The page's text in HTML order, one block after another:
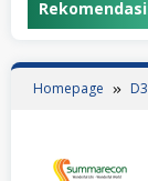
Pratama
Homepage D3